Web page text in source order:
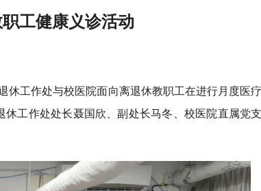
工健康义诊活动
休工作处与校医院面向离退休教职工在进行月度医疗
工作处处长聂国欣、副处长马冬、校医院直属党支